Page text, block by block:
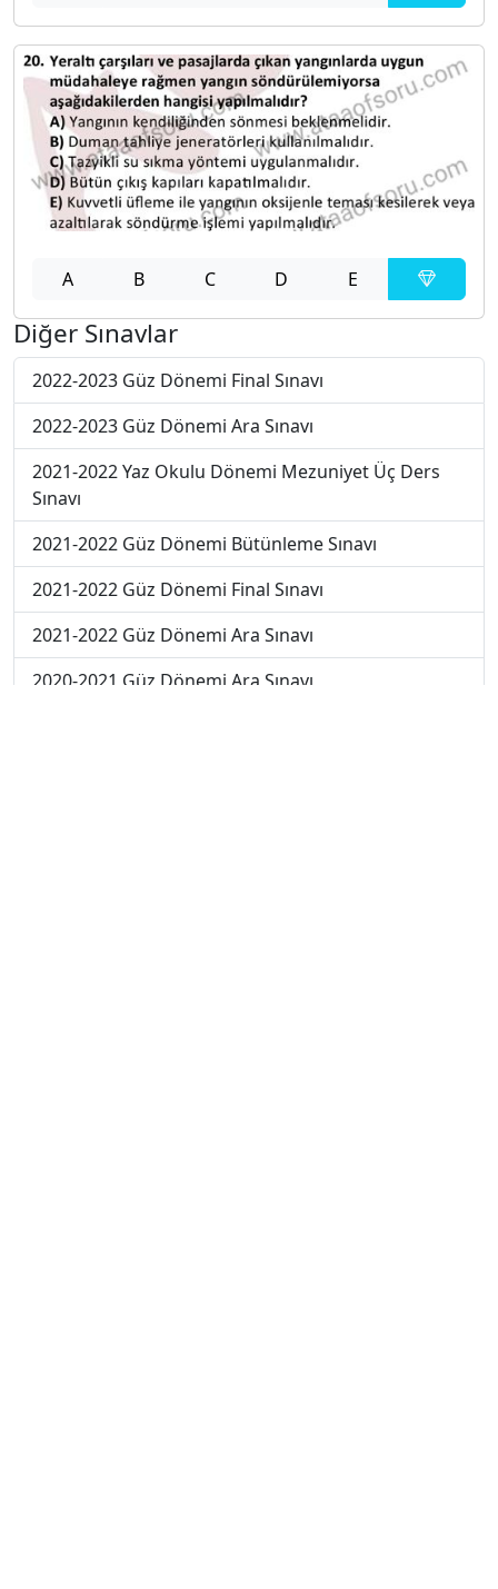
A B C D E
Diğer Sınavlar
2022-2023 Güz Dönemi Final Sınavı
2022-2023 Güz Dönemi Ara Sınavı
2021-2022 Yaz Okulu Dönemi Mezuniyet Üç Ders
Sınavı
2021-2022 Güz Dönemi Bütünleme Sınavı
2021-2022 Güz Dönemi Final Sınavı
2021-2022 Güz Dönemi Ara Sınavı
2020-2021 Güz Dönemi Ara Sınavı